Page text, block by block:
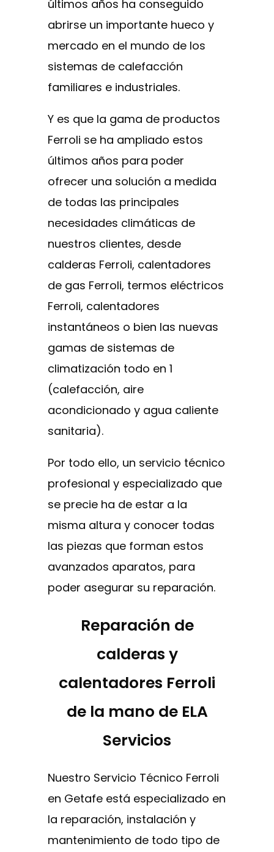
últimos años ha conseguido
abrirse un importante hueco y
mercado en el mundo de los
sistemas de calefacción
familiares e industriales.
Y es que la gama de productos
Ferroli se ha ampliado estos
últimos años para poder
ofrecer una solución a medida
de todas las principales
necesidades climáticas de
nuestros clientes, desde
calderas Ferroli, calentadores
de gas Ferroli, termos eléctricos
Ferroli, calentadores
instantáneos o bien las nuevas
gamas de sistemas de
climatización todo en 1
(calefacción, aire
acondicionado y agua caliente
sanitaria).
Por todo ello, un servicio técnico
profesional y especializado que
se precie ha de estar a la
misma altura y conocer todas
las piezas que forman estos
avanzados aparatos, para
poder asegurar su reparación.
Reparación de
calderas y
calentadores Ferroli
de la mano de ELA
Servicios
Nuestro Servicio Técnico Ferroli
en Getafe está especializado en
la reparación, instalación y
mantenimiento de todo tipo de